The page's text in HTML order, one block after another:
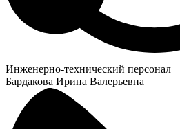
Инженерно-технический персонал
Бардакова Ирина Валерьевна